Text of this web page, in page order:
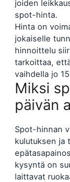
joiden
spot-hinta.
Hinta on
jokaiselle
hinnoittelu
tarkoittaa,
vaihdella jo
Miksi
päivän
Spot-hinnan
kulutuksen ja
kysyntä on
laittavat